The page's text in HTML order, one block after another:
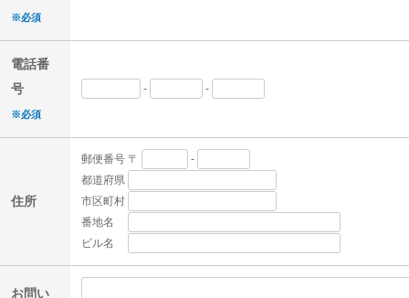
※必須
電話番
号
※必須
- -
住所
郵便番号 〒
-
都道府県
市区町村
番地名
ビル名
お問い